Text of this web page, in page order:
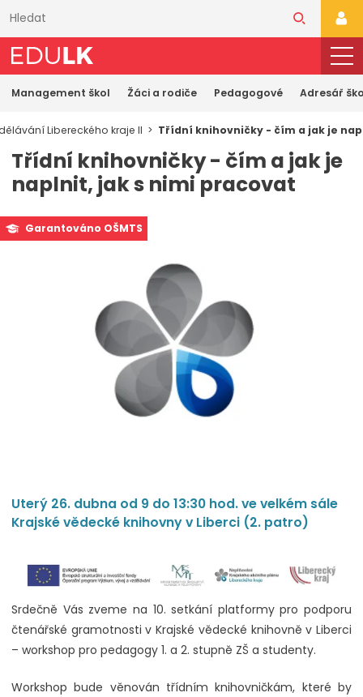
obsahu
Management škol Žáci a rodiče Pedagogové Adresář
Libereckého kraje II Třídní knihovničky - čím a jak je
Třídní knihovničky - čím a jak je
naplnit, jak s nimi pracovat
Garantováno OŠMTS
Uterý 26. dubna od 9 do 13:30 hod. ve velkém sále
Krajské vědecké knihovny v Liberci (2. patro)
Srdečně Vás zveme na 10. setkání platformy pro podporu
čtenářské gramotnosti v Krajské vědecké knihovně v Liberci
– workshop pro pedagogy 1. a 2. stupně ZŠ a studenty.
Workshop bude věnován třídním knihovničkám, které by